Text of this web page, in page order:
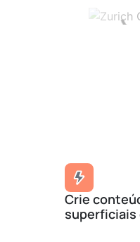
Crie
superficiais